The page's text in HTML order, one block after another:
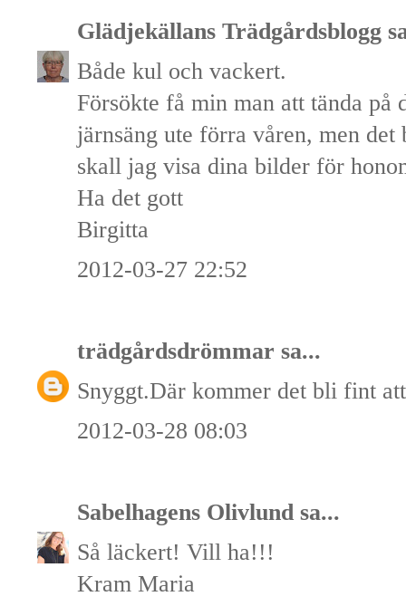
Glädjekällans Trädgårdsblogg
Både kul och vackert.
Försökte få min man att tända på
järnsäng ute förra våren, men
skall jag visa dina bilder för
Ha det gott
Birgitta
2012-03-27 22:52
trädgårdsdrömmar sa...
Snyggt.Där kommer det bli fint
2012-03-28 08:03
Sabelhagens Olivlund sa...
Så läckert! Vill ha!!!
Kram Maria